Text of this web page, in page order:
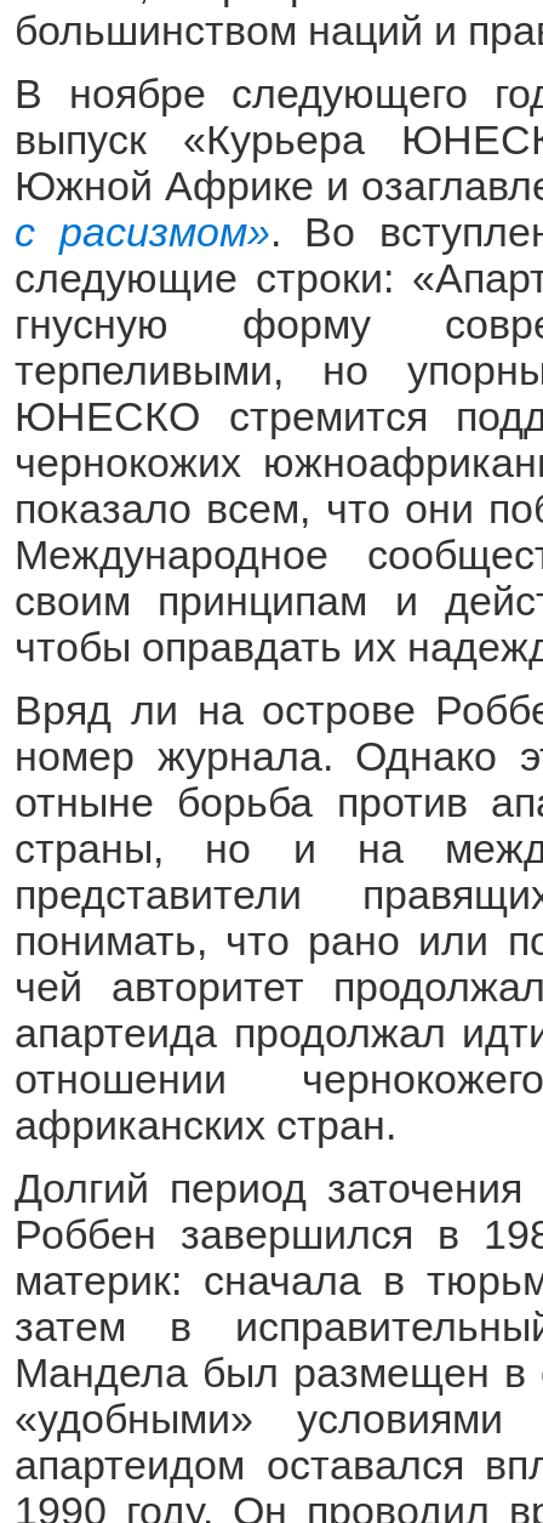
большинством наций и
В ноябре следующего
выпуск «Курьера
Южной Африке и
с расизмом». Во
следующие строки:
гнусную форму
терпеливыми, но
ЮНЕСКО стремится
чернокожих
показало всем, что они
Международное
своим принципам и
чтобы оправдать их
Вряд ли на острове
номер журнала. Однако
отныне борьба против
страны, но и на
представители
понимать, что рано или
чей авторитет
апартеида продолжал
отношении
африканских стран.
Долгий период
Роббен завершился в
материк: сначала в
затем в
Мандела был размещен в
«удобными»
апартеидом оставался
1990 году. Он проводил